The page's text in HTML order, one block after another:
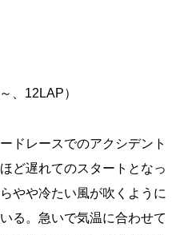
、12LAP）
ドレースでのアクシデント
ど遅れてのスタートとなっ
やや冷たい風が吹くように
る。急いで気温に合わせて